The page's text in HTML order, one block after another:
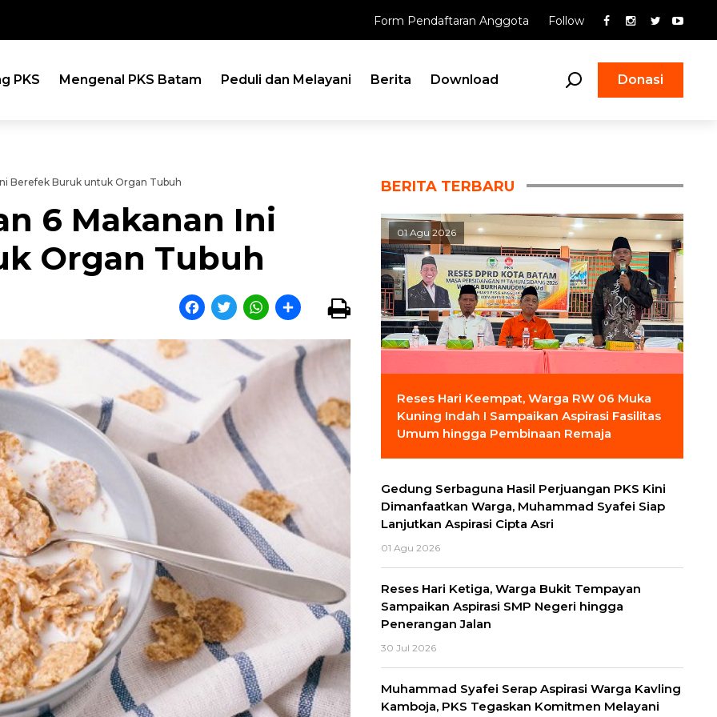
Form Pendaftaran Anggota Follow
PKS Mengenal PKS Batam Peduli dan Melayani Berita Download Donasi
Berefek Buruk untuk Organ Tubuh
6 Makanan Ini
Organ Tubuh
Facebook
TwitterWhatsApp
Share
BERITA TERBARU
Reses Hari Keempat, Warga RW 06 Muka
Kuning Indah I Sampaikan Aspirasi Fasilitas
Umum hingga Pembinaan Remaja
01 Agu 2026
Gedung Serbaguna Hasil Perjuangan PKS Kini
Dimanfaatkan Warga, Muhammad Syafei Siap
Lanjutkan Aspirasi Cipta Asri
01 Agu 2026
Reses Hari Ketiga, Warga Bukit Tempayan
Sampaikan Aspirasi SMP Negeri hingga
Penerangan Jalan
30 Jul 2026
Muhammad Syafei Serap Aspirasi Warga Kavling
Kamboja, PKS Tegaskan Komitmen Melayani